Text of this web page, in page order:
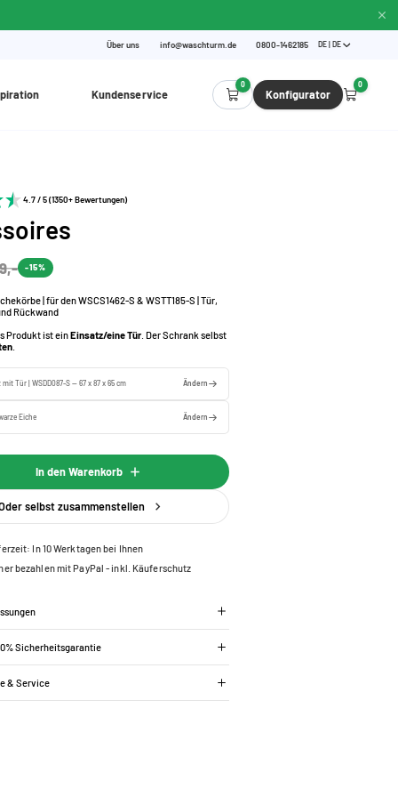
Über uns info@waschturm.de 0800-1462185 DE | DE
Kundenservice
0
Konfigurator
0
4.7 / 5 (1350+ Bewertungen)
-15%
| für den WSCS1462-S & WSTT185-S | Tür,
Rückwand
Produkt ist einEinsatz/eine Tür . Der Schrank selbst
mit Tür | WSDD087-S — 67 x 87 x 65 cm Ändern
Eiche Ändern
In den Warenkorb
selbst zusammenstellen
In 10 Werktagen bei Ihnen
bezahlen mit PayPal - inkl. Käuferschutz
Sicherheitsgarantie
& Service